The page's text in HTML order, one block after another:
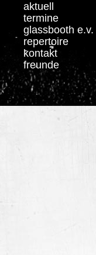
aktuell
termine
glassbooth e.v.
repertoire
kontakt
freunde